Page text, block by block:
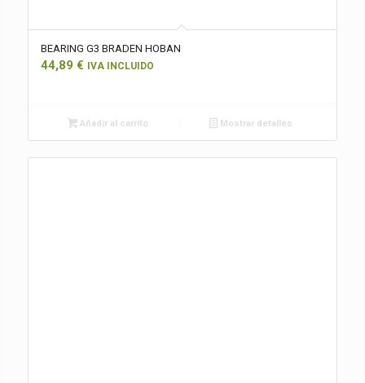
BEARING G3 BRADEN HOBAN
44,89 € IVA INCLUIDO
Añadir al carrito Mostrar detalles